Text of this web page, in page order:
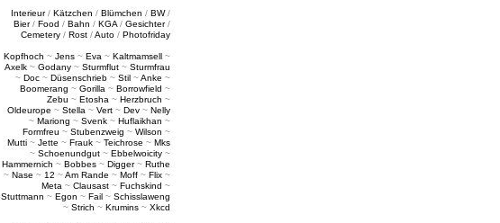
Interieur/ Kätzchen / Blümchen / BW/
Bier/ Food / Bahn / KGA / Gesichter/
Cemetery / Rost /Auto / Photofriday
Kopfhoch ~ Jens ~ Eva ~ Kaltmamsell ~
Axelk ~ Godany ~ Sturmflut ~ Sturmfrau
~ Doc ~ Düsenschrieb ~ Stil ~Anke ~
Boomerang ~ Gorilla ~ Borrowfield ~
Zebu ~ Etosha ~ Herzbruch ~
Oldeurope ~ Stella ~ Vert ~ Dev ~ Nelly
~ Mariong ~ Svenk ~ Huflaikhan ~
Formfreu ~ Stubenzweig ~ Wilson ~
Mutti ~ Jette ~ Frauk ~ Teichrose ~ Mks
~ Schoenundgut ~ Ebbelwoicity ~
Hammernich ~ Bobbes ~ Digger~ Ruthe
~ Nase ~ 12 ~Am Rande ~ Moff ~ Flix ~
Meta ~ Clausast ~ Fuchskind ~
Stuttmann ~ Egon ~ Fail ~ Schisslaweng
~ Strich ~ Krumins ~ Xkcd